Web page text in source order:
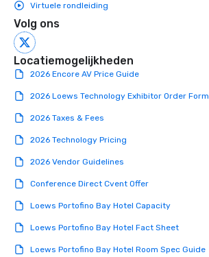
Virtuele rondleiding
Volg ons
Locatiemogelijkheden
2026 Encore AV Price Guide
2026 Loews Technology Exhibitor Order Form
2026 Taxes & Fees
2026 Technology Pricing
2026 Vendor Guidelines
Conference Direct Cvent Offer
Loews Portofino Bay Hotel Capacity
Loews Portofino Bay Hotel Fact Sheet
Loews Portofino Bay Hotel Room Spec Guide